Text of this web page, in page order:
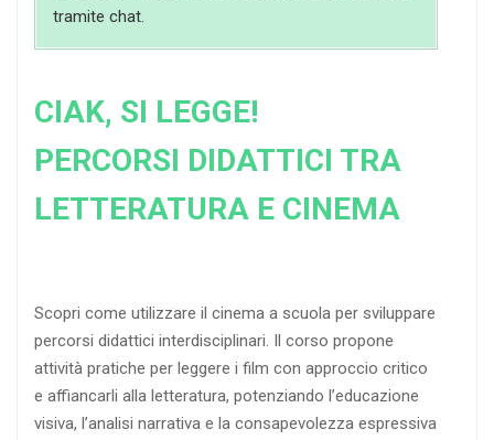
tramite chat.
CIAK, SI LEGGE!
PERCORSI DIDATTICI TRA
LETTERATURA E CINEMA
Scopri come utilizzare il cinema a scuola per sviluppare
percorsi didattici interdisciplinari. Il corso propone
attività pratiche per leggere i film con approccio critico
e affiancarli alla letteratura, potenziando l’educazione
visiva, l’analisi narrativa e la consapevolezza espressiva